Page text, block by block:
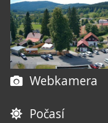
Webkamera
Počasí